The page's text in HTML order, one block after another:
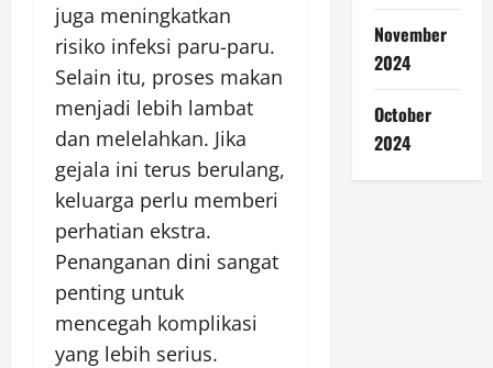
juga meningkatkan
risiko infeksi paru-paru.
Selain itu, proses makan
menjadi lebih lambat
dan melelahkan. Jika
gejala ini terus berulang,
keluarga perlu memberi
perhatian ekstra.
Penanganan dini sangat
penting untuk
mencegah komplikasi
yang lebih serius.
November
2024
October
2024